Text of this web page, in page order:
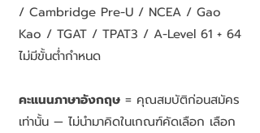
/ Cambridge Pre-U / NCEA / Gao
Kao / TGAT / TPAT3 / A-Level 61 + 64
ไม่มีขั้นต่ำกำหนด
คะแนนภาษาอังกฤษ = คุณสมบัติก่อนสมัคร
เท่านั้น — ไม่นำมาคิดในเกณฑ์คัดเลือก เลือก